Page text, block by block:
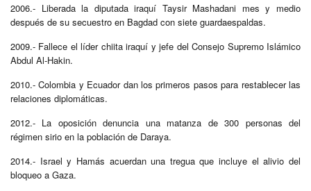
2006.- Liberada la diputada iraquí Taysir Mashadani mes y medio
después de su secuestro en Bagdad con siete guardaespaldas.
2009.- Fallece el líder chiita iraquí y jefe del Consejo Supremo Islámico
Abdul Al-Hakin.
2010.- Colombia y Ecuador dan los primeros pasos para restablecer las
relaciones diplomáticas.
2012.- La oposición denuncia una matanza de 300 personas del
régimen sirio en la población de Daraya.
2014.- Israel y Hamás acuerdan una tregua que incluye el alivio del
bloqueo a Gaza.